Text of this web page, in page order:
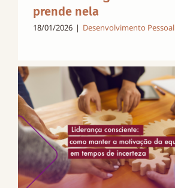
prende nela
18/01/2026 | Desenvolvimento Pessoal